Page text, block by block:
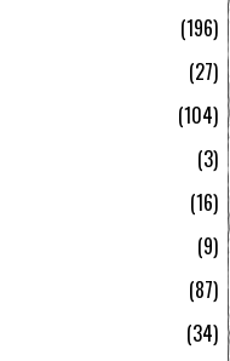
196
27
104
3
16
9
87
34